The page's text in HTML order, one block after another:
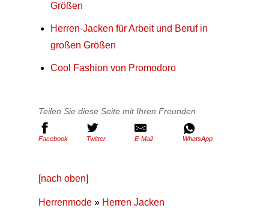
Größen
Herren-Jacken für Arbeit und Beruf in
großen Größen
Cool Fashion von Promodoro
Teilen Sie diese Seite mit Ihren Freunden
Facebook Twitter E-Mail WhatsApp
[nach oben]
Herrenmode » Herren Jacken